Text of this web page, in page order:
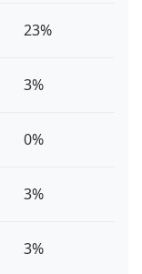
23%
3%
0%
3%
3%